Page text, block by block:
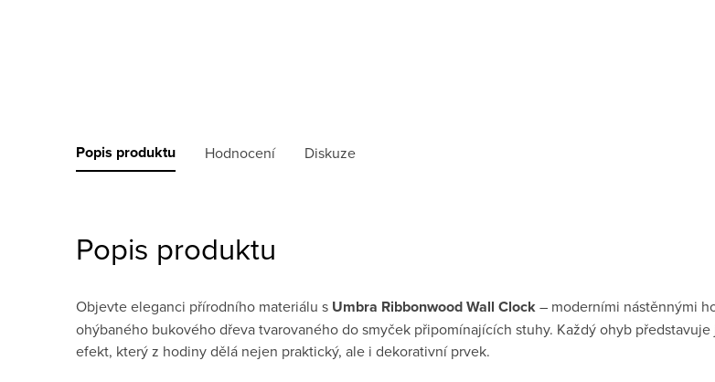
Popis produktu Hodnocení Diskuze
Popis produktu
Objevte eleganci přírodního materiálu s Umbra Ribbonwood Wall Clock– moderními nástěnnými
ohýbaného bukového dřeva tvarovaného do smyček připomínajících stuhy. Každý ohyb
efekt, který z hodiny dělá nejen praktický, ale i dekorativní prvek.